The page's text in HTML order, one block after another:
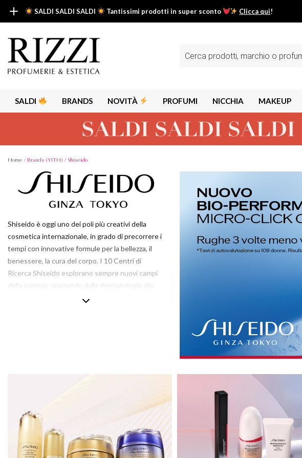
SALDI SALDI SALDI Tantissimi prodotti in super sconto Clicca qui!
SALDI SALDI SALDI
Fino al -50% su tantissimi prodotti beauty nella sezione saldi: il tuo glow estivo inizia da qui.
Scopri tutti i prodotti in super saldo!
prodotti
SALDI BRANDS
Alyssa Ashley
Aria
Armaf
Armani Beauty
Armani Parfums
NOVITÀ PROFUMI NICCHIA MAKEUP
Home / Brands (YITH) / Shiseido
Shiseido è oggi uno dei poli più creativi della
cosmetica internazionale, in grado di precorrere i
tempi con innovative formule per la bellezza, il
benessere, la cura del corpo. I 10 Centri di
Ricerca Shiseido esplorano sempre nuovi campi
della scienza, spaziando dalla dermatologia alla
ricerca sulla neuroscienza, all’aromacologia. Gli